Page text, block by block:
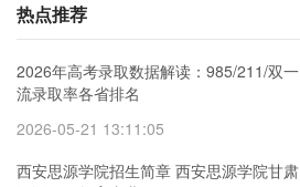
热点推荐
2026年高考录取数据解读：985/211/双一
流录取率各省排名
2026-05-21 13:11:05
西安思源学院招生简章 西安思源学院甘肃